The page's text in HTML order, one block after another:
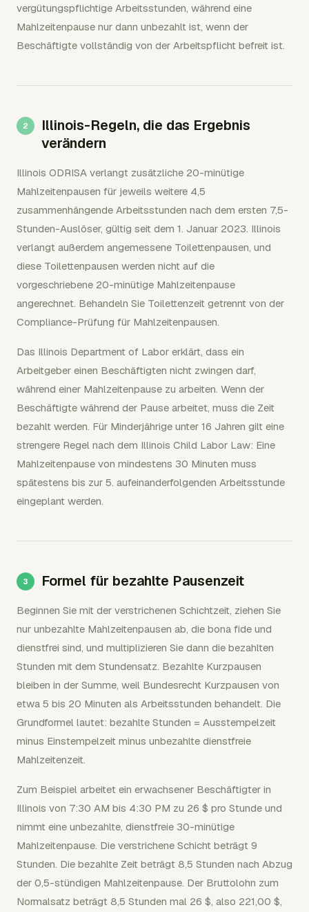
vergütungspflichtige Arbeitsstunden, während eine
Mahlzeitenpause nur dann unbezahlt ist, wenn der
Beschäftigte vollständig von der Arbeitspflicht befreit ist.
Illinois-Regeln, die das Ergebnis
verändern
Illinois ODRISA verlangt zusätzliche 20-minütige
Mahlzeitenpausen für jeweils weitere 4,5
zusammenhängende Arbeitsstunden nach dem ersten 7,5-
Stunden-Auslöser, gültig seit dem 1. Januar 2023. Illinois
verlangt außerdem angemessene Toilettenpausen, und
diese Toilettenpausen werden nicht auf die
vorgeschriebene 20-minütige Mahlzeitenpause
angerechnet. Behandeln Sie Toilettenzeit getrennt von der
Compliance-Prüfung für Mahlzeitenpausen.
Das Illinois Department of Labor erklärt, dass ein
Arbeitgeber einen Beschäftigten nicht zwingen darf,
während einer Mahlzeitenpause zu arbeiten. Wenn der
Beschäftigte während der Pause arbeitet, muss die Zeit
bezahlt werden. Für Minderjährige unter 16 Jahren gilt eine
strengere Regel nach dem Illinois Child Labor Law: Eine
Mahlzeitenpause von mindestens 30 Minuten muss
spätestens bis zur 5. aufeinanderfolgenden Arbeitsstunde
eingeplant werden.
Formel für bezahlte Pausenzeit
Beginnen Sie mit der verstrichenen Schichtzeit, ziehen Sie
nur unbezahlte Mahlzeitenpausen ab, die bona fide und
dienstfrei sind, und multiplizieren Sie dann die bezahlten
Stunden mit dem Stundensatz. Bezahlte Kurzpausen
bleiben in der Summe, weil Bundesrecht Kurzpausen von
etwa 5 bis 20 Minuten als Arbeitsstunden behandelt. Die
Grundformel lautet: bezahlte Stunden = Ausstempelzeit
minus Einstempelzeit minus unbezahlte dienstfreie
Mahlzeitenzeit.
Zum Beispiel arbeitet ein erwachsener Beschäftigter in
Illinois von 7:30 AM bis 4:30 PM zu 26 $ pro Stunde und
nimmt eine unbezahlte, dienstfreie 30-minütige
Mahlzeitenpause. Die verstrichene Schicht beträgt 9
Stunden. Die bezahlte Zeit beträgt 8,5 Stunden nach Abzug
der 0,5-stündigen Mahlzeitenpause. Der Bruttolohn zum
Normalsatz beträgt 8,5 Stunden mal 26 $, also 221,00 $,